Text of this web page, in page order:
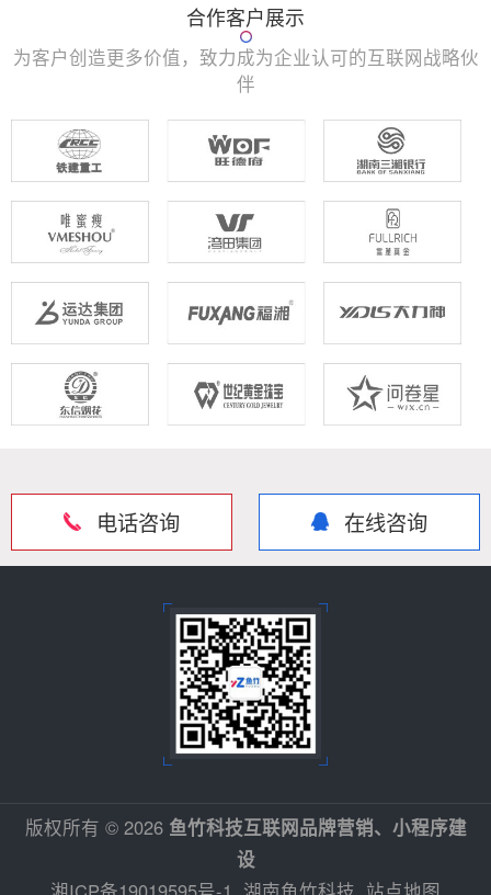
合作客户展示
为客户创造更多价值，致力成为企业认可的互联网战略伙
伴
电话咨询 在线咨询
版权所有 © 2026 鱼竹科技互联网品牌营销、小程序建
设